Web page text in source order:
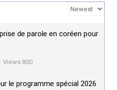
de parole en coréen pour
Views 800
le programme spécial 2026